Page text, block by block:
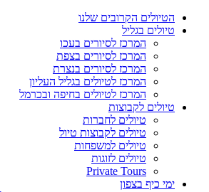
הטיולים הקרובים שלנו
טיולים בגליל
המרכז לסיורים בעכו
המרכז לסיורים בצפת
המרכז לסיורים בנצרת
המרכז לטיולים בגליל העליון
המרכז לטיולים בחיפה ובכרמל
טיולים לקבוצות
טיולים לחברות
טיולים לקבוצות טיול
טיולים למשפחות
טיולים לזוגות
Private Tours
ימי כיף בצפון